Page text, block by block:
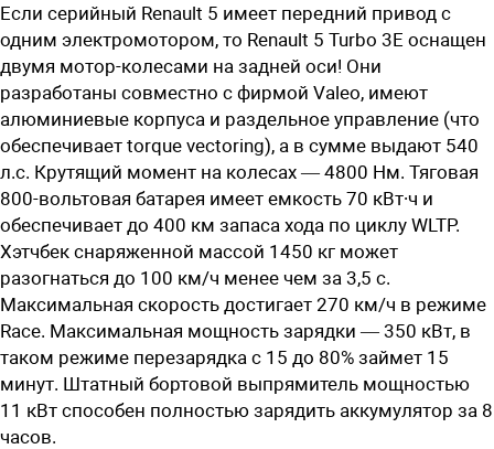
Если серийный Renault 5 имеет передний привод с
одним электромотором, то Renault 5 Turbo 3E оснащен
двумя мотор-колесами на задней оси! Они
разработаны совместно с фирмой Valeo, имеют
алюминиевые корпуса и раздельное управление (что
обеспечивает torque vectoring), а в сумме выдают 540
л.с. Крутящий момент на колесах — 4800 Нм. Тяговая
800-вольтовая батарея имеет емкость 70 кВт∙ч и
обеспечивает до 400 км запаса хода по циклу WLTP.
Хэтчбек снаряженной массой 1450 кг может
разогнаться до 100 км/ч менее чем за 3,5 с.
Максимальная скорость достигает 270 км/ч в режиме
Race. Максимальная мощность зарядки — 350 кВт, в
таком режиме перезарядка с 15 до 80% займет 15
минут. Штатный бортовой выпрямитель мощностью
11 кВт способен полностью зарядить аккумулятор за 8
часов.